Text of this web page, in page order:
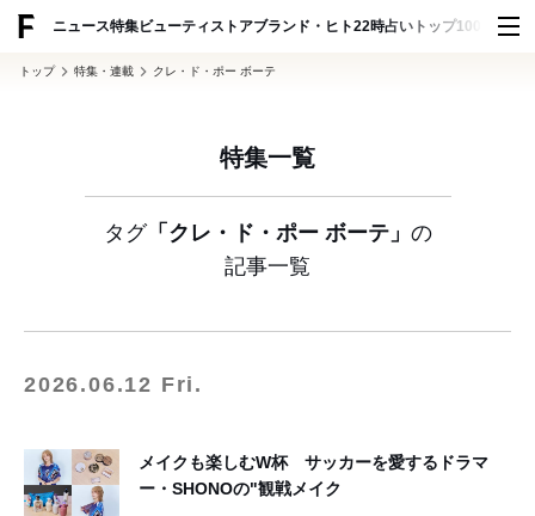
ニュース特集ビューティ ストアブランド・ヒト22時占い トップ100 スナッ
トップ 特集・連載 クレ・ド・ポー ボーテ
特集一覧
タグ「クレ・ド・ポー ボーテ」 の
記事一覧
2026.06.12 Fri.
メイクも楽しむW杯 サッカーを愛するドラマ
ー・SHONOの"観戦メイク